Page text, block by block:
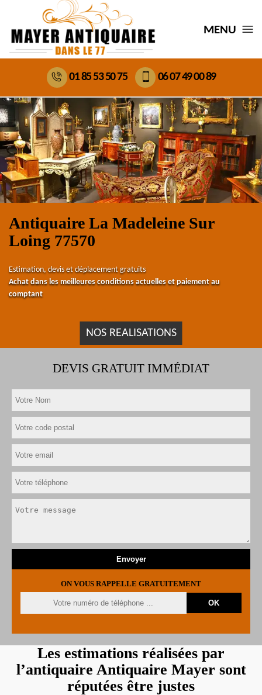
MENU
01 85 53 50 75 06 07 49 00 89
Antiquaire La Madeleine Sur
Loing 77570
Estimation, devis et déplacement gratuits
Achat dans les meilleures conditions actuelles et paiement au
comptant
NOS REALISATIONS
DEVIS GRATUIT IMMÉDIAT
ON VOUS RAPPELLE GRATUITEMENT
Les estimations réalisées par
l’antiquaire Antiquaire Mayer sont
réputées être justes